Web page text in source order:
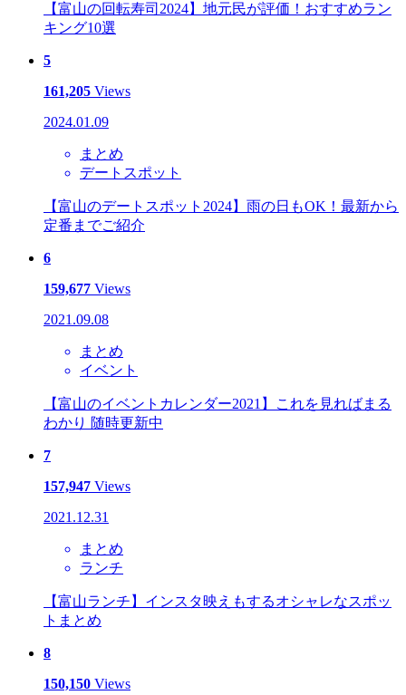
【富山の回転寿司2024】地元民が評価！おすすめラン
キング10選
5
161,205 Views
2024.01.09
まとめ
デートスポット
【富山のデートスポット2024】雨の日もOK！最新から
定番までご紹介
6
159,677 Views
2021.09.08
まとめ
イベント
【富山のイベントカレンダー2021】これを見ればまる
わかり 随時更新中
7
157,947 Views
2021.12.31
まとめ
ランチ
【富山ランチ】インスタ映えもするオシャレなスポッ
トまとめ
8
150,150 Views